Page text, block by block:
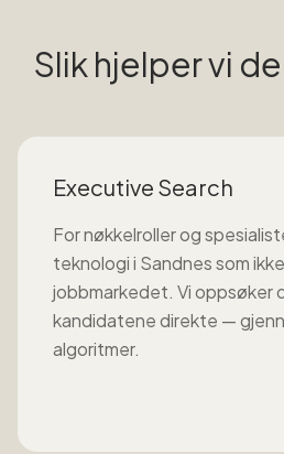
Slik hjelper vi
Executive Search
For nøkkelroller og
teknologii Sandnessom
jobbmarkedet. Vi oppsøker
kandidatene direkte —
algoritmer.